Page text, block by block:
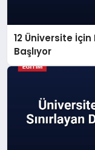
12 Üniversite
Başlıyor